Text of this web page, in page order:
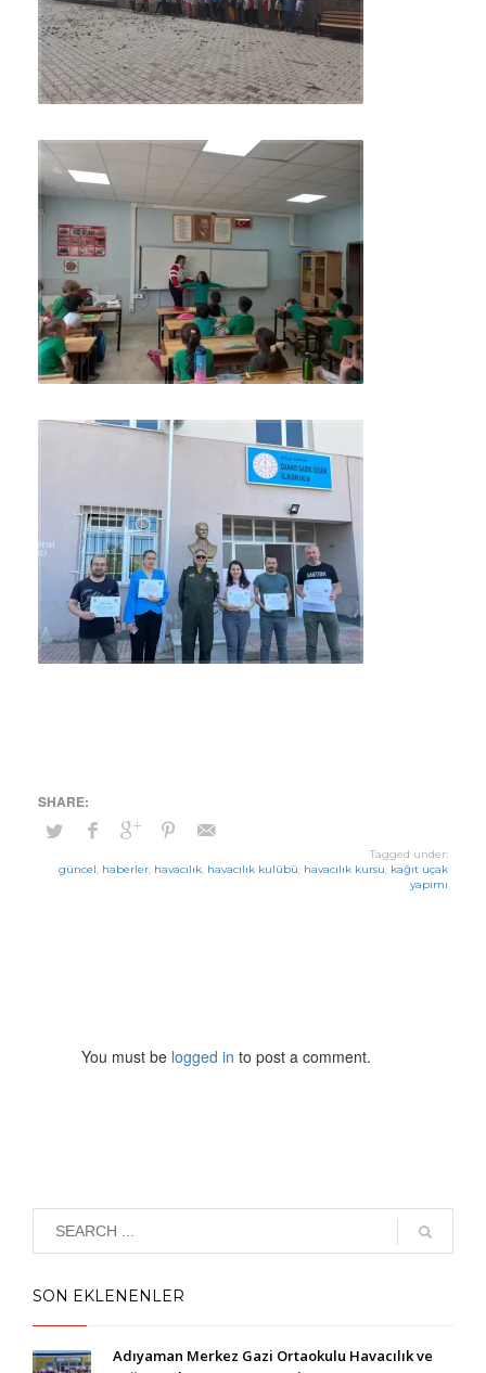
Tagged under:
güncel haberler havacılık havacılık kulübü havacılık kursu kağıt uçak
yapımı
You must be logged in to post a comment.
SON EKLENENLER
Adıyaman Merkez Gazi Ortaokulu Havacılık ve